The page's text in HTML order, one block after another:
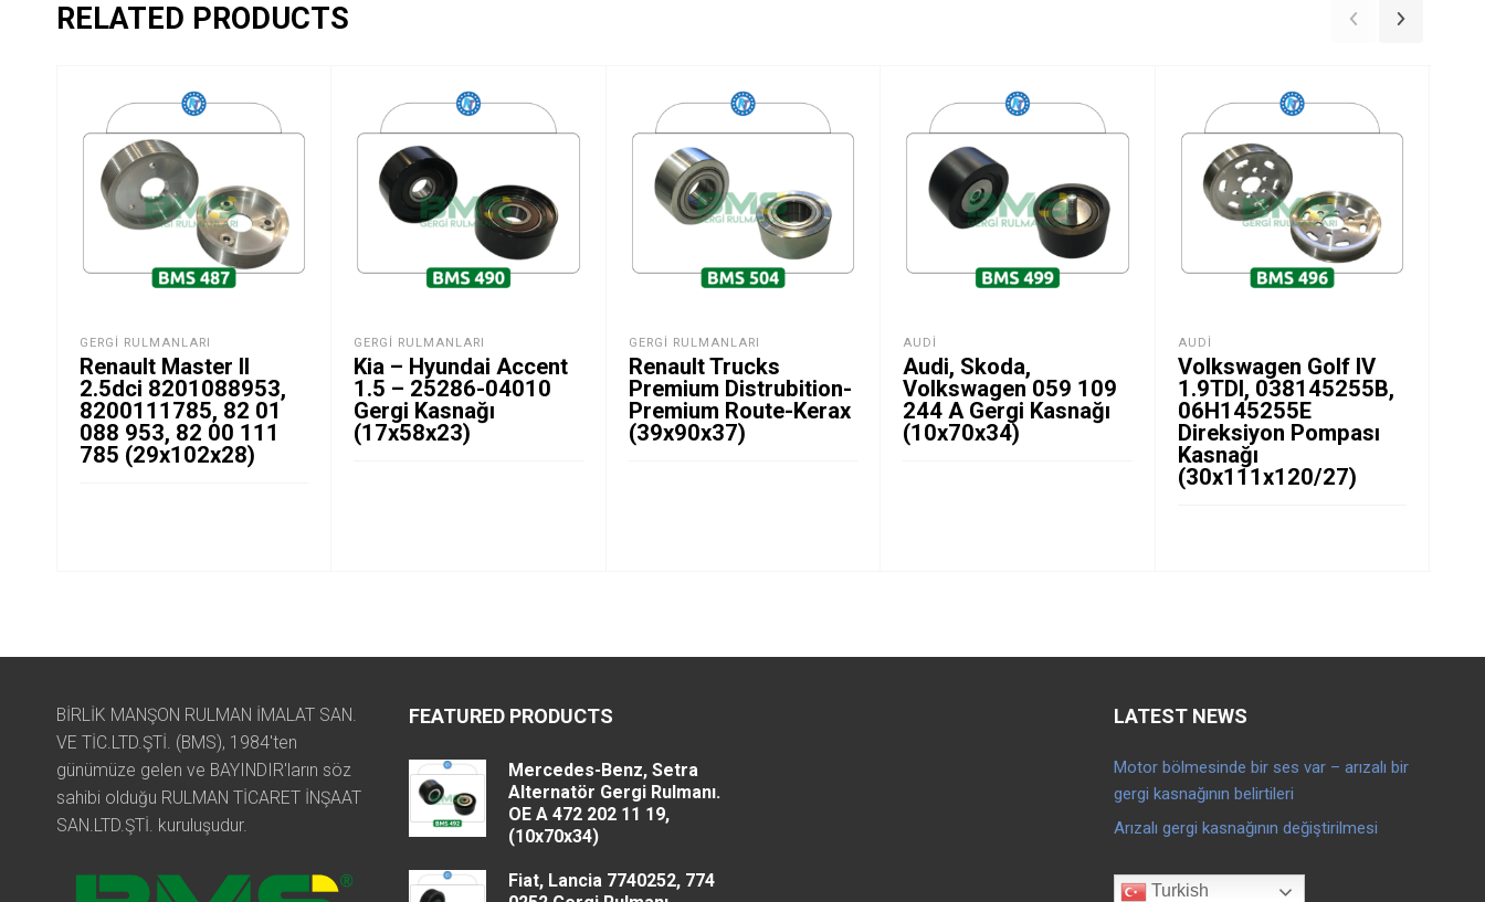
RELATED PRODUCTS
GERGI RULMANLARI
Renault Master II
2.5dci 8201088953,
8200111785, 82 01
088 953, 82 00 111
785 (29x102x28)
GERGI RULMANLARI
Kia – Hyundai Accent
1.5 – 25286-04010
Gergi Kasnağı
(17x58x23)
GERGI RULMANLARI
Renault Trucks
Premium Distrubition-
Premium Route-Kerax
(39x90x37)
AUDI
Audi, Skoda,
Volkswagen 059 109
244 A Gergi Kasnağı
(10x70x34)
AUDI
Volkswagen Golf IV
1.9TDI, 038145255B,
06H145255E
Direksiyon Pompası
Kasnağı
(30x111x120/27)
BİRLİK MANŞON RULMAN İMALAT SAN.
VE TİC.LTD.ŞTİ. (BMS), 1984'ten
günümüze gelen ve BAYINDIR'ların söz
sahibi olduğu RULMAN TİCARET İNŞAAT
SAN.LTD.ŞTİ. kuruluşudur.
FEATURED PRODUCTS
Mercedes-Benz, Setra
Alternatör Gergi Rulmanı.
OE A 472 202 11 19,
(10x70x34)
Fiat, Lancia 7740252, 774
LATEST NEWS
Motor bölmesinde bir ses var – arızalı bir
gergi kasnağının belirtileri
Arızalı gergi kasnağının değiştirilmesi
Turkish